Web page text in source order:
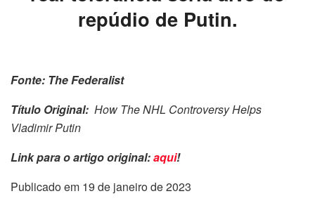
repúdio de Putin.
Fonte: The Federalist
Título Original: How The NHL Controversy Helps
Vladimir Putin
Link para o artigo original:aqui!
Publicado em 19 de janeiro de 2023